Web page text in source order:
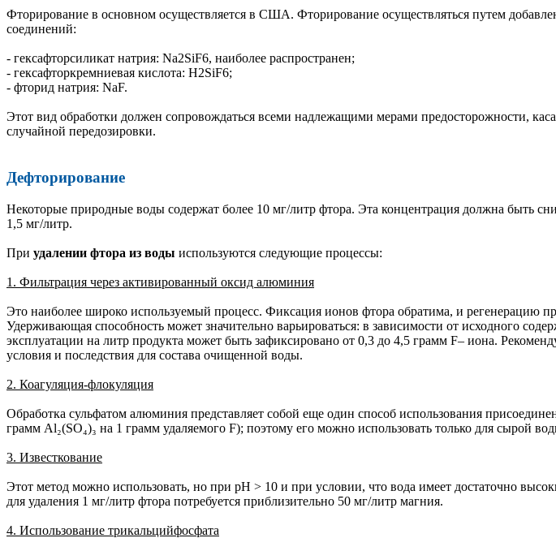
Фторирование в основном осуществляется в США. Фторирование осуществляться путем
соединений:
- гексафторсиликат натрия: Na2SiF6, наиболее распространен;
- гексафторкремниевая кислота: H2SiF6;
- фторид натрия: NaF.
Этот вид обработки должен сопровождаться всеми надлежащими мерами предосторожности,
случайной передозировки.
Дефторирование
Некоторые природные воды содержат более 10 мг/литр фтора. Эта концентрация должна быть
1,5 мг/литр.
При удалении фтора из воды используются следующие процессы:
1. Фильтрация через активированный оксид алюминия
Это наиболее широко используемый процесс. Фиксация ионов фтора обратима, и регенерацию
Удерживающая способность может значительно варьироваться: в зависимости от исходного
эксплуатации на литр продукта может быть зафиксировано от 0,3 до 4,5 грамм F– иона.
условия и последствия для состава очищенной воды.
2. Коагуляция-флокуляция
Обработка сульфатом алюминия представляет собой еще один способ использования
грамм Al₂(SO₄)₃ на 1 грамм удаляемого F); поэтому его можно использовать только для сырой
3. Известкование
Этот метод можно использовать, но при рН > 10 и при условии, что вода имеет достаточно
для удаления 1 мг/литр фтора потребуется приблизительно 50 мг/литр магния.
4. Использование трикальцийфосфата